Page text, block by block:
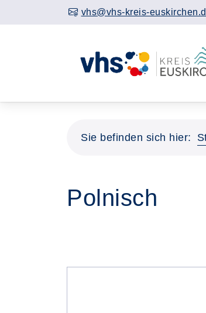
vhs@vhs-kreis-
Sie befinden sich hier:
Polnisch